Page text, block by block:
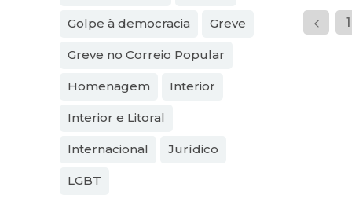
Golpe à democracia Greve
Greve no Correio Popular
Homenagem Interior
Interior e Litoral
Internacional Jurídico
LGBT
1